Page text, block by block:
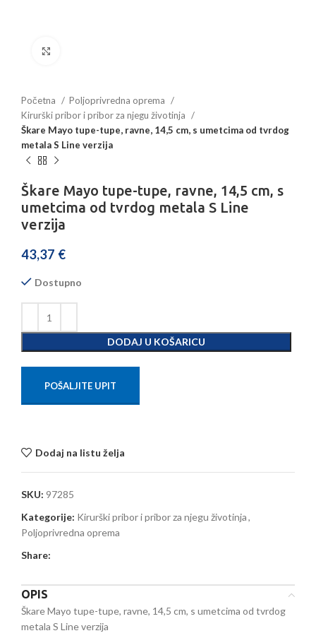
Početna
Poljoprivredna oprema
Kirurški pribor i pribor za njegu životinja
Škare Mayo tupe-tupe, ravne, 14,5 cm, s umetcima od tvrdog
metala S Line verzija
Škare Mayo tupe-tupe, ravne, 14,5 cm, s
umetcima od tvrdog metala S Line
verzija
43,37 €
Dostupno
DODAJ U KOŠARICU
POŠALJITE UPIT
Dodaj na listu želja
SKU: 97285
Kategorije: Kirurški pribor i pribor za njegu životinja,
Poljoprivredna oprema
Share:
OPIS
Škare Mayo tupe-tupe, ravne, 14,5 cm, s umetcima od tvrdog
metala S Line verzija